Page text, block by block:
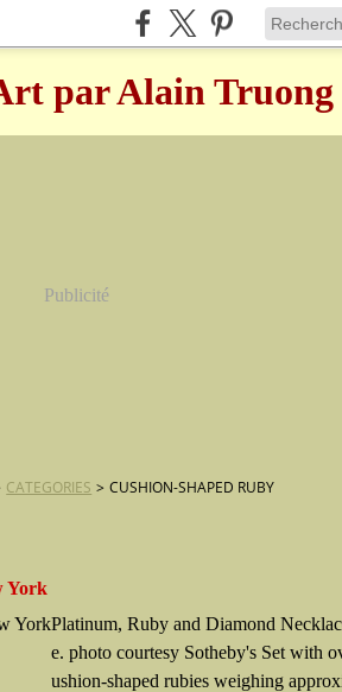
par Alain Truong
Publicité
CATEGORIES > CUSHION-SHAPED RUBY
York
Platinum, Ruby and Diamond
e. photo courtesy Sotheby's Set with
ushion-shaped rubies weighing